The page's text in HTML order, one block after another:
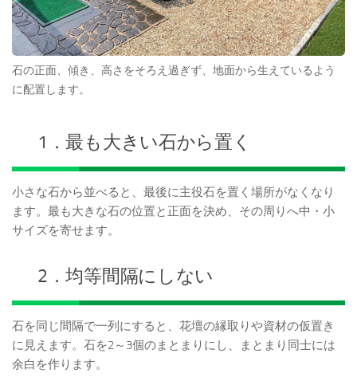
石の正面、傾き、高さをそろえ過ぎず、地面から生えているよう
に配置します。
1．最も大きい石から置く
小さな石から並べると、最後に主役石を置く場所がなくなり
ます。最も大きな石の位置と正面を決め、その周りへ中・小
サイズを寄せます。
2．均等間隔にしない
石を同じ間隔で一列にすると、花壇の縁取りや資材の仮置き
に見えます。石を2～3個のまとまりにし、まとまり同士には
余白を作ります。